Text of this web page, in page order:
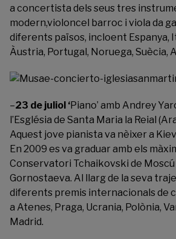
a concertista dels seus tres
modern,violoncel barroc i viola da
diferents països, incloent Espanya,
Àustria, Portugal, Noruega, Suècia,
–23 de juliol ‘Piano’ amb Andrey
l’Església de Santa Maria la Reial
Aquest jove pianista va nèixer a
En 2009 es va graduar amb els
Conservatori Tchaikovski de Moscú
Gornostaeva. Al llarg de la seva
diferents premis internacionals de
a Atenes, Praga, Ucrania, Polònia,
Madrid.